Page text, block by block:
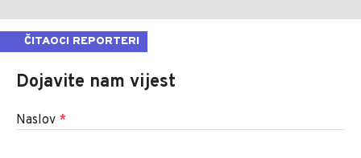
ČITAOCI REPORTERI
Dojavite nam vijest
Naslov *